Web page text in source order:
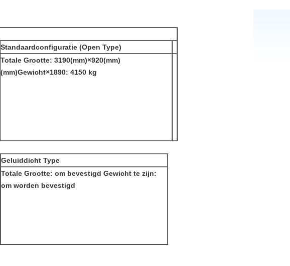
Standaardconfiguratie (Open Type)
Totale Grootte: 3190(mm)×920(mm)
(mm)Gewicht×1890: 4150 kg
Geluiddicht Type
Totale Grootte: om bevestigd Gewicht te zijn:
om worden bevestigd